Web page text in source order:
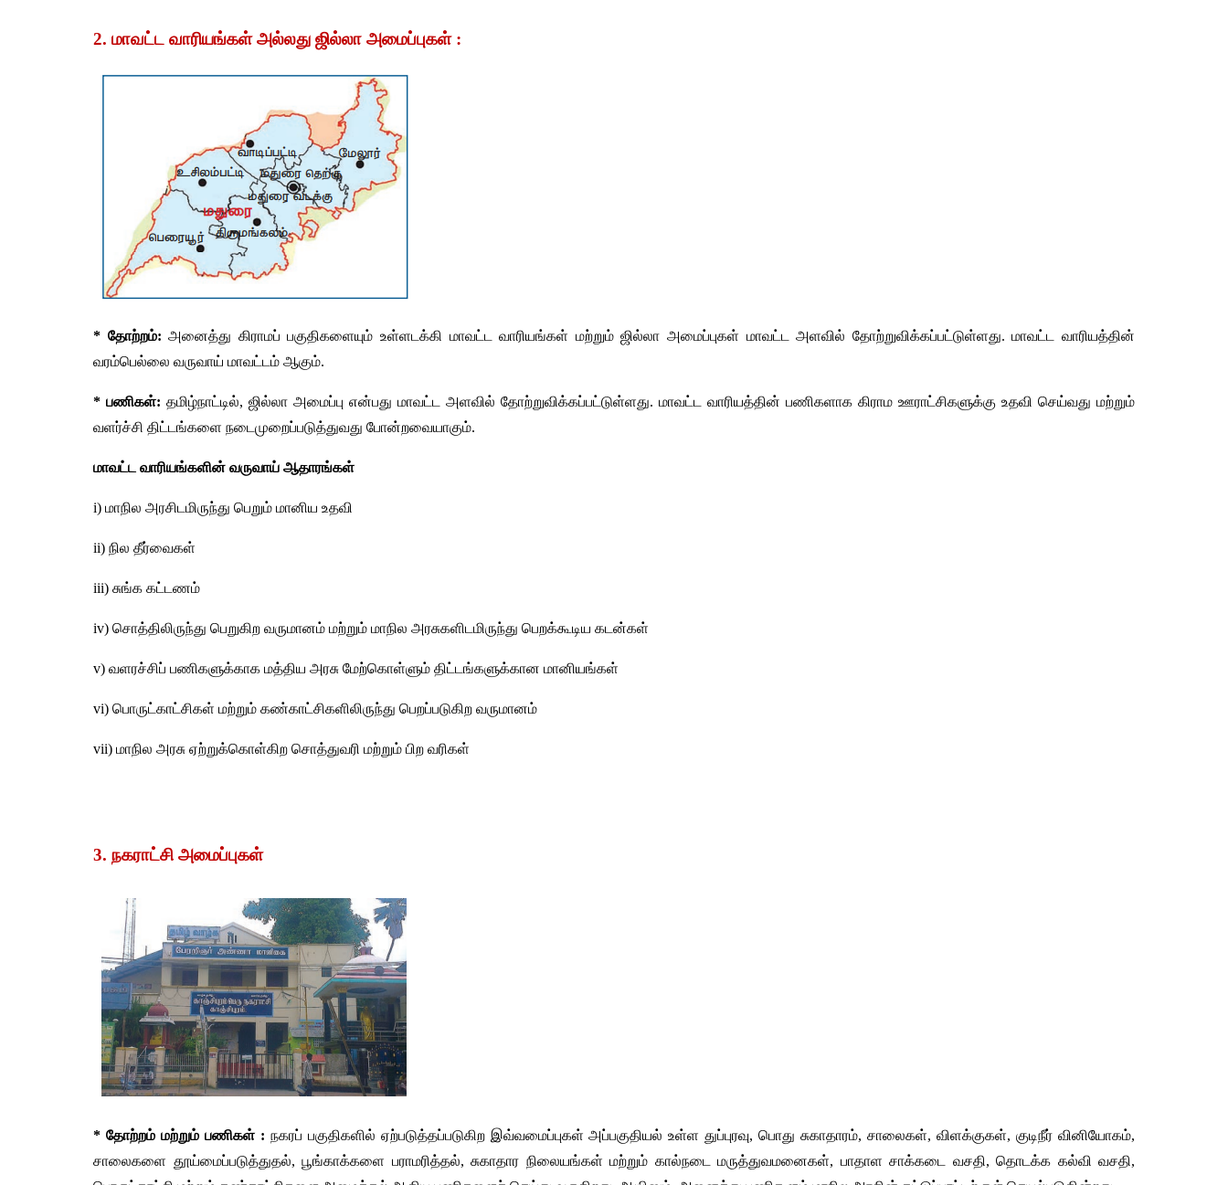
2. மாவட்ட வாரியங்கள் அல்லது ஜில்லா அமைப்புகள் :
* தோற்றம்: அனைத்து கிராமப் பகுதிகளையும் உள்ளடக்கி மாவட்ட வாரியங்கள் மற்றும் ஜில்லா அமைப்புகள் மாவட்ட அளவில் தோற்றுவிக்கப்பட்டுள்ளது. மாவட்ட வாரியத்தின்
வரம்பெல்லை வருவாய் மாவட்டம் ஆகும்.
* பணிகள்: தமிழ்நாட்டில், ஜில்லா அமைப்பு என்பது மாவட்ட அளவில் தோற்றுவிக்கப்பட்டுள்ளது. மாவட்ட வாரியத்தின் பணிகளாக கிராம ஊராட்சிகளுக்கு உதவி செய்வது மற்றும்
வளர்ச்சி திட்டங்களை நடைமுறைப்படுத்துவது போன்றவையாகும்.
மாவட்ட வாரியங்களின் வருவாய் ஆதாரங்கள்
i) மாநில அரசிடமிருந்து பெறும் மானிய உதவி
ii) நில தீர்வைகள்
iii) சுங்க கட்டணம்
iv) சொத்திலிருந்து பெறுகிற வருமானம் மற்றும் மாநில அரசுகளிடமிருந்து பெறக்கூடிய கடன்கள்
v) வளரச்சிப் பணிகளுக்காக மத்திய அரசு மேற்கொள்ளும் திட்டங்களுக்கான மானியங்கள்
vi) பொருட்காட்சிகள் மற்றும் கண்காட்சிகளிலிருந்து பெறப்படுகிற வருமானம்
vii) மாநில அரசு ஏற்றுக்கொள்கிற சொத்துவரி மற்றும் பிற வரிகள்
3. நகராட்சி அமைப்புகள்
* தோற்றம் மற்றும் பணிகள் : நகரப் பகுதிகளில் ஏற்படுத்தப்படுகிற இவ்வமைப்புகள் அப்பகுதியல் உள்ள துப்புரவு, பொது சுகாதாரம், சாலைகள், விளக்குகள், குடிநீர் வினியோகம்,
சாலைகளை தூய்மைப்படுத்துதல், பூங்காக்களை பராமரித்தல், சுகாதார நிலையங்கள் மற்றும் கால்நடை மருத்துவமனைகள், பாதாள சாக்கடை வசதி, தொடக்க கல்வி வசதி,